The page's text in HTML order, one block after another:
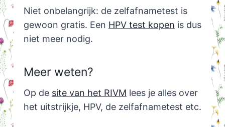
Niet onbelangrijk: de zelfafnametest is
gewoon gratis. Een HPV test kopen is dus
niet meer nodig.
Meer weten?
Op de site van het RIVM lees je alles over
het uitstrijkje, HPV, de zelfafnametest etc.